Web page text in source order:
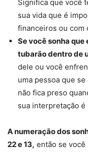
Significa que você
sua vida que é
financeiros ou com
Se você sonha
tubarão dentro de
dele ou você
uma pessoa que
não fica preso
sua interpretação
A numeração dos
22 e 13, então se você